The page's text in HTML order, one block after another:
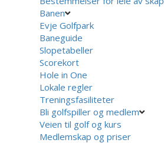
Banen
Evje Golfpark
Baneguide
Slopetabeller
Scorekort
Hole in One
Lokale regler
Treningsfasiliteter
Bli golfspiller og medlem
Veien til golf og kurs
Medlemskap og priser